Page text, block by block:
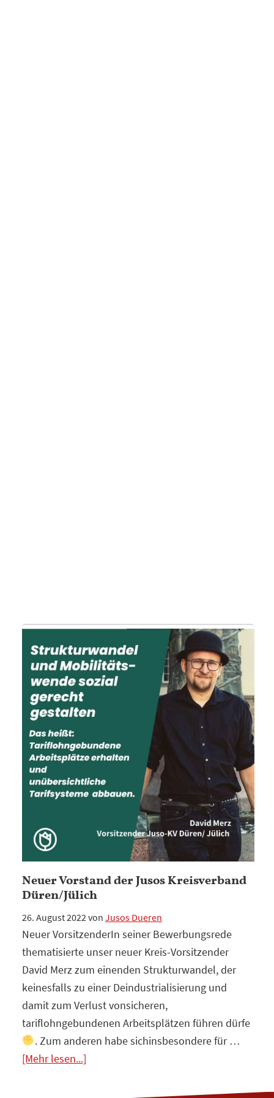
Neuer Vorstand der Jusos Kreisverband
Düren/Jülich
26. August 2022 von Jusos Dueren
Neuer VorsitzenderIn seiner Bewerbungsrede
thematisierte unser neuer Kreis-Vorsitzender
David Merz zum einenden Strukturwandel, der
keinesfalls zu einer Deindustrialisierung und
damit zum Verlust vonsicheren,
tariflohngebundenen Arbeitsplätzen führen dürfe
. Zum anderen habe sichinsbesondere für …
[Mehr lesen...]